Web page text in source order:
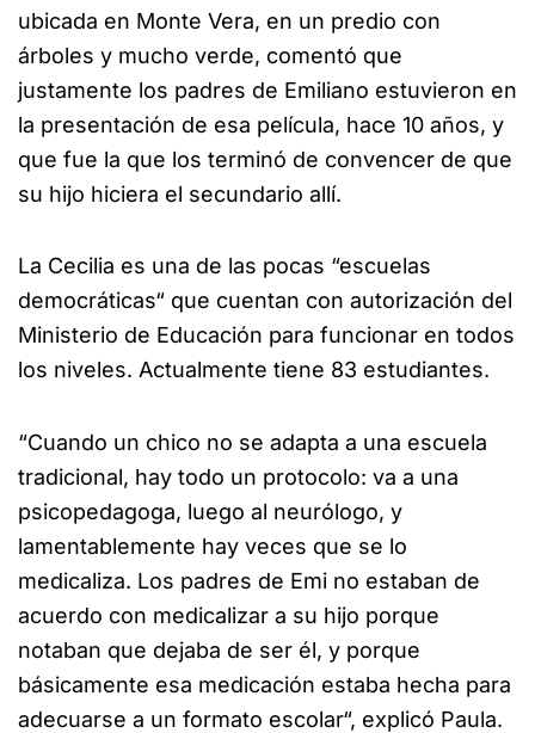
ubicada en Monte Vera, en un predio con
árboles y mucho verde, comentó que
justamente los padres de Emiliano estuvieron en
la presentación de esa película, hace 10 años, y
que fue la que los terminó de convencer de que
su hijo hiciera el secundario allí.
La Cecilia es una de las pocas “escuelas
democráticas“ que cuentan con autorización del
Ministerio de Educación para funcionar en todos
los niveles. Actualmente tiene 83 estudiantes.
“Cuando un chico no se adapta a una escuela
tradicional, hay todo un protocolo: va a una
psicopedagoga, luego al neurólogo, y
lamentablemente hay veces que se lo
medicaliza. Los padres de Emi no estaban de
acuerdo con medicalizar a su hijo porque
notaban que dejaba de ser él, y porque
básicamente esa medicación estaba hecha para
adecuarse a un formato escolar“, explicó Paula.